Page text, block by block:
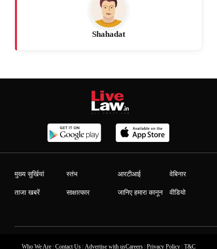
Shahadat
मुख्य सुर्खियां
ताजा खबरें
स्तंभ
साक्षात्कार
आरटीआई
जानिए हमारा कानून
वेबिनार
वीडियो
Who We Are| Contact Us| Advertise with usCareers| Privacy Policy| T&C